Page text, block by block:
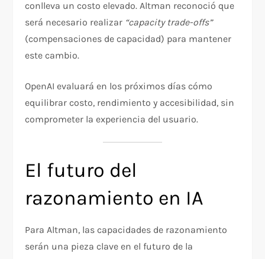
conlleva un costo elevado. Altman reconoció que
será necesario realizar “capacity trade-offs”
(compensaciones de capacidad) para mantener
este cambio.
OpenAI evaluará en los próximos días cómo
equilibrar costo, rendimiento y accesibilidad, sin
comprometer la experiencia del usuario.
El futuro del
razonamiento en IA
Para Altman, las capacidades de razonamiento
serán una pieza clave en el futuro de la